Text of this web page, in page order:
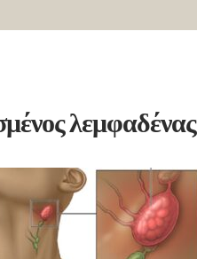
λεμφαδένας